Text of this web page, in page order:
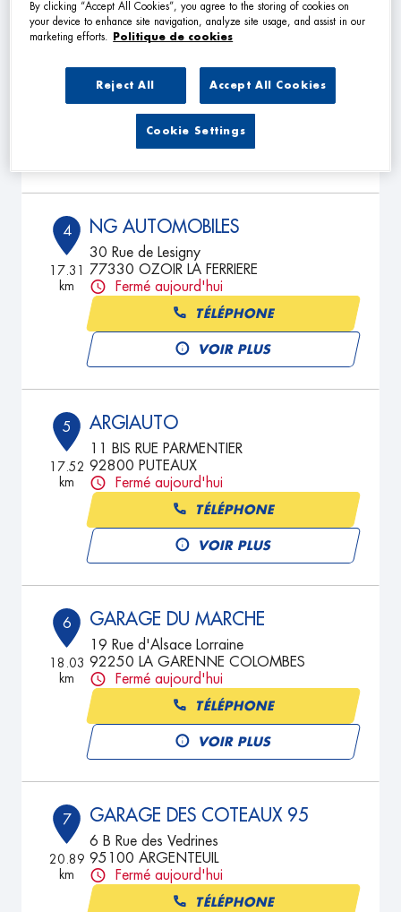
3 GARAGE MCH
93120 LACOURNEUVE
Fermé aujourd'hui
TÉLÉPHONE
VOIR PLUS
4
17.31
km
NG AUTOMOBILES
30 Rue de Lesigny
77330 OZOIR LA FERRIERE
Fermé aujourd'hui
TÉLÉPHONE
VOIR PLUS
5
17.52
km
ARGIAUTO
11 BIS RUE PARMENTIER
92800 PUTEAUX
Fermé aujourd'hui
TÉLÉPHONE
VOIR PLUS
6
18.03
km
GARAGE DU MARCHE
19 Rue d'Alsace Lorraine
92250 LA GARENNE COLOMBES
Fermé aujourd'hui
TÉLÉPHONE
VOIR PLUS
7
20.89
km
GARAGE DES COTEAUX 95
6 B Rue des Vedrines
95100 ARGENTEUIL
Fermé aujourd'hui
TÉLÉPHONE
By clicking “Accept All Cookies”, you agree to the storing of cookies on
your device to enhance site navigation, analyze site usage, and assist in our
marketing efforts.
Politique de cookies
Reject All Accept All Cookies
Cookie Settings